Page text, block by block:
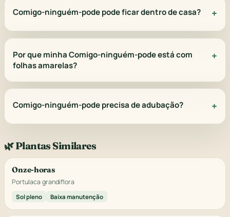
Comigo-ninguém-pode pode ficar dentro de casa?
Por que minha Comigo-ninguém-pode está com
folhas amarelas?
Comigo-ninguém-pode precisa de adubação?
🌿 Plantas Similares
Onze-horas
Portulaca grandiflora
Sol pleno Baixa manutenção